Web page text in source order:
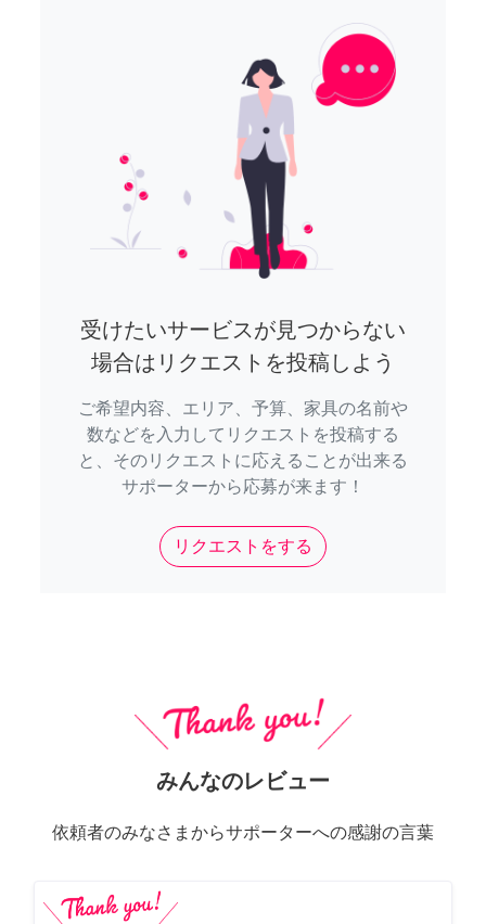
受けたいサービスが見つからない
場合はリクエストを投稿しよう
ご希望内容、エリア、予算、家具の名前や
数などを入力してリクエストを投稿する
と、そのリクエストに応えることが出来る
サポーターから応募が来ます！
リクエストをする
みんなのレビュー
依頼者のみなさまからサポーターへの感謝の言葉